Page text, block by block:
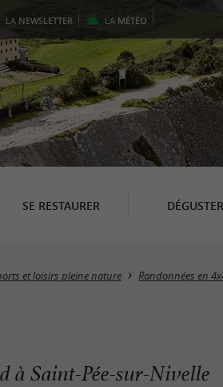
LA NEWSLETTER LA MÉTÉO
SE RESTAURER DÉGUSTER
et loisirs pleine nature Randonnées en
à Saint-Pée-sur-Nivelle